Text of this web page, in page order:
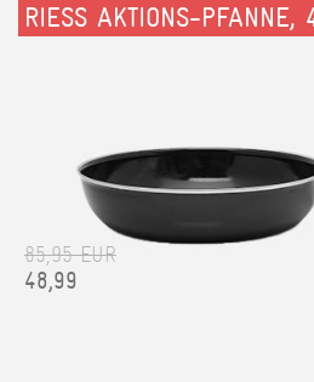
RIESS AKTIONS-PFANNE,
85,95 EUR
48,99